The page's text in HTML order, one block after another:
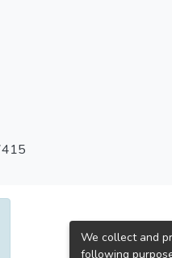
We collect and
following